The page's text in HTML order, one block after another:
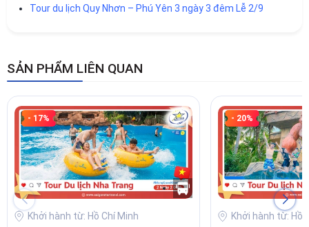
Tour du lịch Quy Nhơn – Phú Yên 3 ngày 3 đêm Lễ 2/9
SẢN PHẨM LIÊN QUAN
- 17%
Khởi hành từ: Hồ Chí Minh
- 20%
Khởi hành từ: Hồ